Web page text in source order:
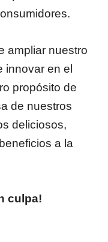
ampliar nuestro
innovar en el
propósito de
de nuestros
deliciosos,
a la
culpa!